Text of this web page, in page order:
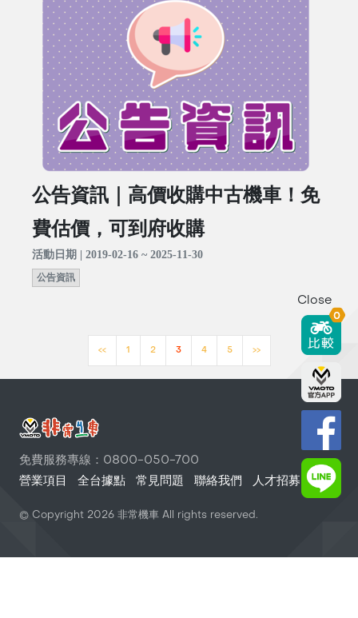
公告資訊｜高價收購中古機車！免
費估價，可到府收購
活動日期 | 2019-02-16 ~ 2025-11-30
公告資訊
<< 1 2 3 4 5 >>
免費服務專線：0800-050-700
營業項目
全台據點 常見問題 聯絡我們 人才招募
© Copyright 2026 非常機車 All rights reserved.
Close
0